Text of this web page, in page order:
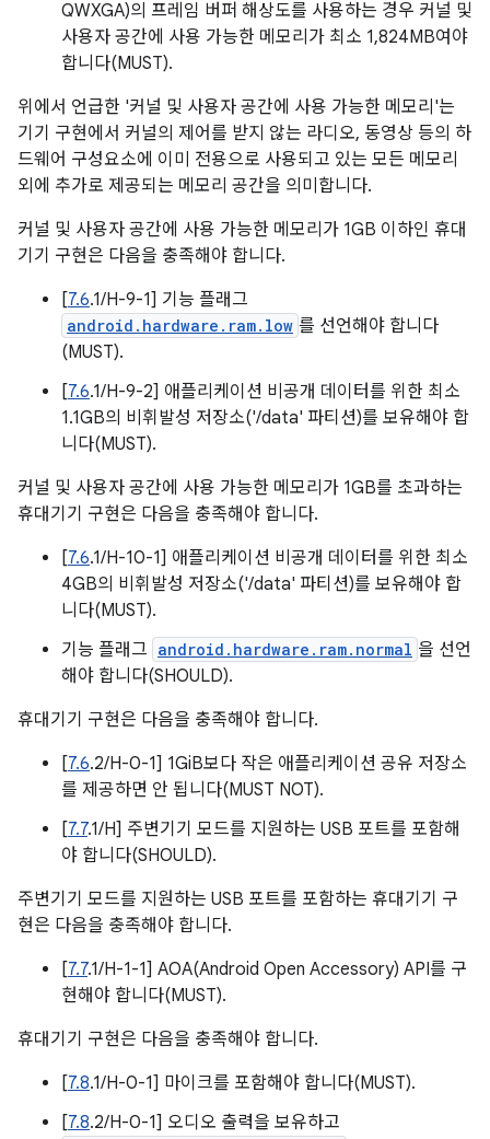
QWXGA)의 프레임 버퍼 해상도를 사용하는 경우 커널 및
사용자 공간에 사용 가능한 메모리가 최소 1,824MB여야
합니다(MUST).
위에서 언급한 '커널 및 사용자 공간에 사용 가능한 메모리'는
기기 구현에서 커널의 제어를 받지 않는 라디오, 동영상 등의 하
드웨어 구성요소에 이미 전용으로 사용되고 있는 모든 메모리
외에 추가로 제공되는 메모리 공간을 의미합니다.
커널 및 사용자 공간에 사용 가능한 메모리가 1GB 이하인 휴대
기기 구현은 다음을 충족해야 합니다.
[7.6.1/H-9-1] 기능 플래그
android.hardware.ram.low 를 선언해야 합니다
(MUST).
[7.6.1/H-9-2] 애플리케이션 비공개 데이터를 위한 최소
1.1GB의 비휘발성 저장소('/data' 파티션)를 보유해야 합
니다(MUST).
커널 및 사용자 공간에 사용 가능한 메모리가 1GB를 초과하는
휴대기기 구현은 다음을 충족해야 합니다.
[7.6.1/H-10-1] 애플리케이션 비공개 데이터를 위한 최소
4GB의 비휘발성 저장소('/data' 파티션)를 보유해야 합
니다(MUST).
기능 플래그 android.hardware.ram.normal 을 선언
해야 합니다(SHOULD).
휴대기기 구현은 다음을 충족해야 합니다.
[7.6.2/H-0-1] 1GiB보다 작은 애플리케이션 공유 저장소
를 제공하면 안 됩니다(MUST NOT).
[7.7.1/H] 주변기기 모드를 지원하는 USB 포트를 포함해
야 합니다(SHOULD).
주변기기 모드를 지원하는 USB 포트를 포함하는 휴대기기 구
현은 다음을 충족해야 합니다.
[7.7.1/H-1-1] AOA(Android Open Accessory) API를 구
현해야 합니다(MUST).
휴대기기 구현은 다음을 충족해야 합니다.
[7.8.1/H-0-1] 마이크를 포함해야 합니다(MUST).
[7.8.2/H-0-1] 오디오 출력을 보유하고